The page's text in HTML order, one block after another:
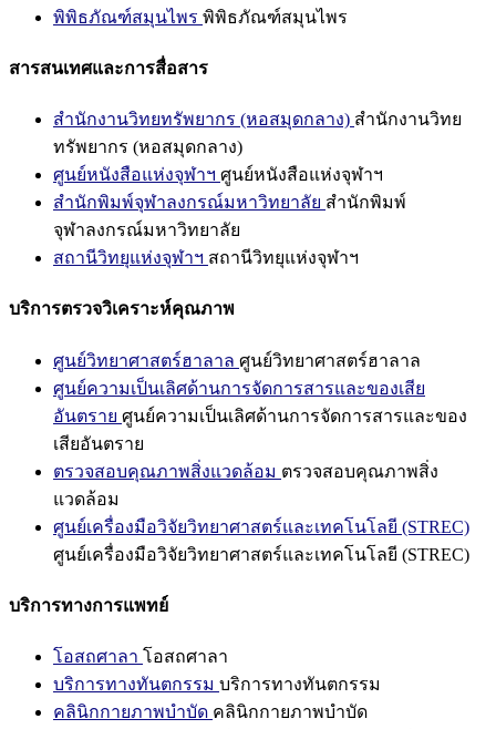
พิพิธภัณฑ์สมุนไพร พิพิธภัณฑ์สมุนไพร
สารสนเทศและการสื่อสาร
สำนักงานวิทยทรัพยากร (หอสมุดกลาง) สำนักงานวิทย
ทรัพยากร (หอสมุดกลาง)
ศูนย์หนังสือแห่งจุฬาฯ ศูนย์หนังสือแห่งจุฬาฯ
สำนักพิมพ์จุฬาลงกรณ์มหาวิทยาลัย สำนักพิมพ์
จุฬาลงกรณ์มหาวิทยาลัย
สถานีวิทยุแห่งจุฬาฯ สถานีวิทยุแห่งจุฬาฯ
บริการตรวจวิเคราะห์คุณภาพ
ศูนย์วิทยาศาสตร์ฮาลาล ศูนย์วิทยาศาสตร์ฮาลาล
ศูนย์ความเป็นเลิศด้านการจัดการสารและของเสีย
อันตราย ศูนย์ความเป็นเลิศด้านการจัดการสารและของ
เสียอันตราย
ตรวจสอบคุณภาพสิ่งแวดล้อม ตรวจสอบคุณภาพสิ่ง
แวดล้อม
ศูนย์เครื่องมือวิจัยวิทยาศาสตร์และเทคโนโลยี (STREC)
ศูนย์เครื่องมือวิจัยวิทยาศาสตร์และเทคโนโลยี (STREC)
บริการทางการแพทย์
โอสถศาลา โอสถศาลา
บริการทางทันตกรรม บริการทางทันตกรรม
คลินิกกายภาพบำบัด คลินิกกายภาพบำบัด